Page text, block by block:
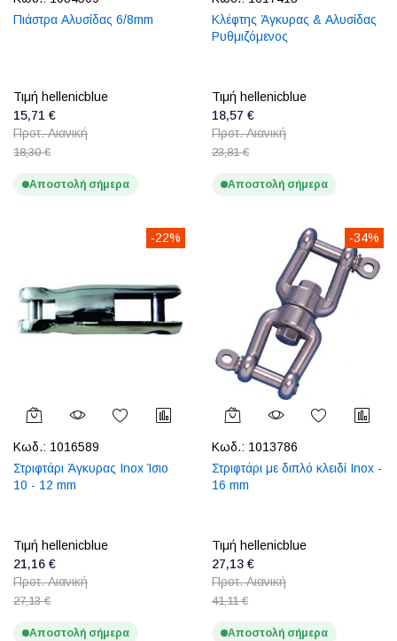
Πιάστρα Αλυσίδας 6/8mm
Τιμή hellenicblue
15,71 €
Προτ. Λιανική
18,30 €
Αποστολή σήμερα
Κλέφτης Άγκυρας & Αλυσίδας
Ρυθμιζόμενος
Τιμή hellenicblue
18,57 €
Προτ. Λιανική
23,81 €
Αποστολή σήμερα
-22%
Κωδ.: 1016589
Στριφτάρι Άγκυρας Inox Ίσιο
10 - 12 mm
Τιμή hellenicblue
21,16 €
Προτ. Λιανική
27,13 €
Αποστολή σήμερα
-34%
Κωδ.: 1013786
Στριφτάρι με διπλό κλειδί Inox -
16 mm
Τιμή hellenicblue
27,13 €
Προτ. Λιανική
41,11 €
Αποστολή σήμερα